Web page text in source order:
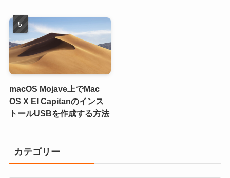
macOS Mojave上でMac
OS X El Capitanのインス
トールUSBを作成する方法
カテゴリー